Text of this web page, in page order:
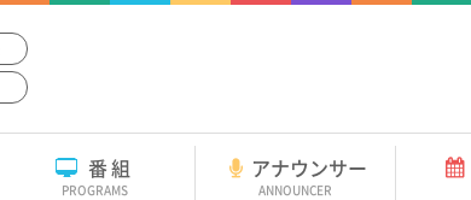
番組
PROGRAMS
アナウンサー
ANNOUNCER